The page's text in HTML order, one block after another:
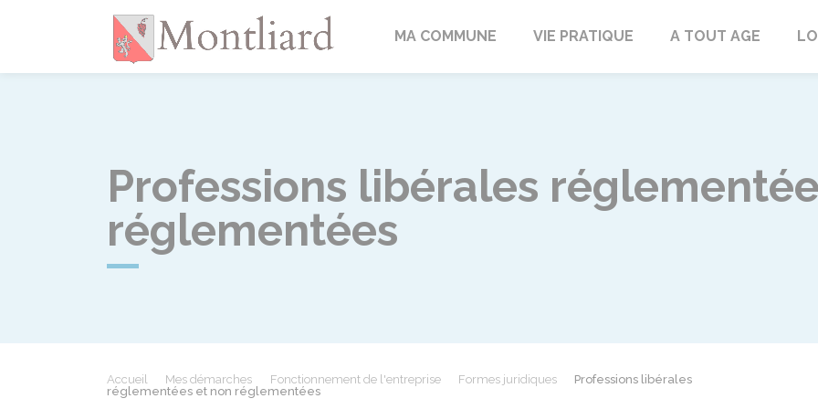
MontliardMA COMMUNE VIE PRATIQUE A TOUT AGE
Professions libérales
réglementées
Accueil Mes démarches Fonctionnement de l'entreprise Formes juridiques
Professions libérales
réglementées et non réglementées